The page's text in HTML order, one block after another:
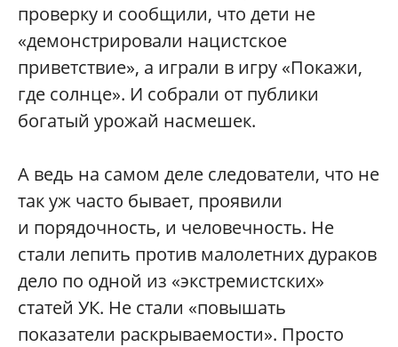
проверку и сообщили, что дети не
«демонстрировали нацистское
приветствие», а играли в игру «Покажи,
где солнце». И собрали от публики
богатый урожай насмешек.
А ведь на самом деле следователи, что не
так уж часто бывает, проявили
и порядочность, и человечность. Не
стали лепить против малолетних дураков
дело по одной из «экстремистских»
статей УК. Не стали «повышать
показатели раскрываемости». Просто